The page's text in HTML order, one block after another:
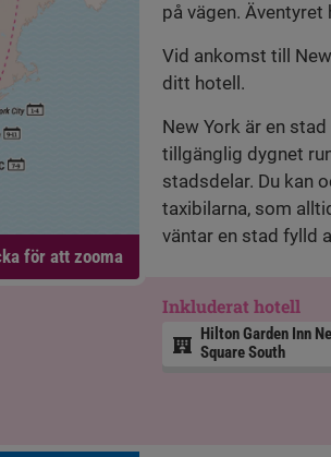
för att zooma
på vägen. Äventyret
Vid ankomst till
ditt hotell.
New York är en
tillgänglig dygnet
stadsdelar. Du kan
taxibilarna, som
väntar en stad fylld
Inkluderat hotell
Hilton Garden Inn
Square South